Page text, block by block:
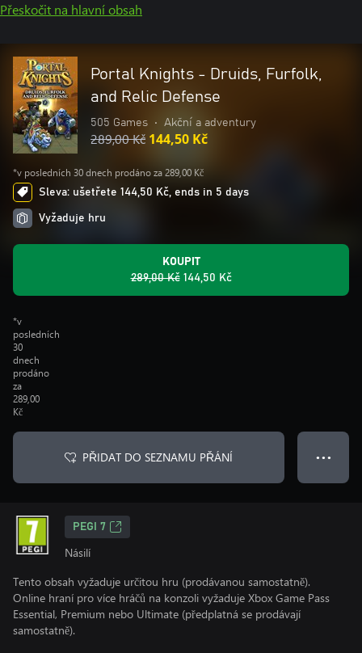
Přeskočit na hlavní obsah
Portal Knights - Druids, Furfolk,
and Relic Defense
505 Games • Akční a adventury
289,00 Kč 144,50 Kč
*v posledních 30 dnech prodáno za 289,00 Kč
Sleva: ušetřete 144,50 Kč, ends in 5 days
Vyžaduje hru
KOUPIT
289,00 Kč 144,50 Kč
*v
posledních
30
dnech
prodáno
za
289,00
Kč
PŘIDAT DO SEZNAMU PŘÁNÍ ● ● ●
PEGI 7
Násilí
Tento obsah vyžaduje určitou hru (prodávanou samostatně).
Online hraní pro více hráčů na konzoli vyžaduje Xbox Game Pass
Essential, Premium nebo Ultimate (předplatná se prodávají
samostatně).